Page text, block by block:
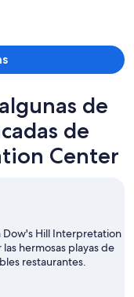
por
de
de
Center
Dow's Hill Interpretation
hermosas playas de
restaurantes.